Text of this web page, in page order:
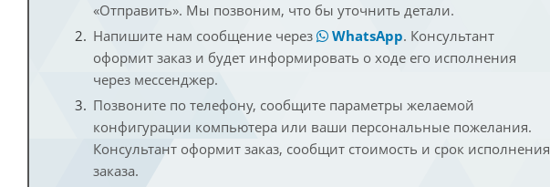
«Отправить». Мы позвоним, что бы уточнить детали.
Напишите нам сообщение через
WhatsApp. Консультант
оформит заказ и будет информировать о ходе его исполнения
через мессенджер.
Позвоните по телефону, сообщите параметры желаемой
конфигурации компьютера или ваши персональные пожелания.
Консультант оформит заказ, сообщит стоимость и срок исполнения
заказа.